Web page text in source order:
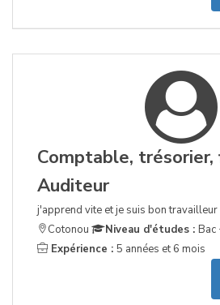
Comptable, trésorier,
Auditeur
j'apprend vite et je suis bon travailleur
Cotonou
Niveau d'études : Bac
Expérience : 5 années et 6 mois